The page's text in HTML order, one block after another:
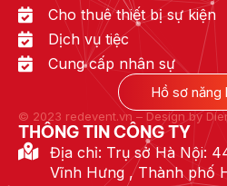
Cho thuê thiết bị sự kiện
Dịch vụ tiệc
Cung cấp nhân sự
Hồ sơ năng
© 2023 redevent.vn – Design by
THÔNG TIN CÔNG TY
Địa chỉ: Trụ sở Hà Nội:
Vĩnh Hưng , Thành phố